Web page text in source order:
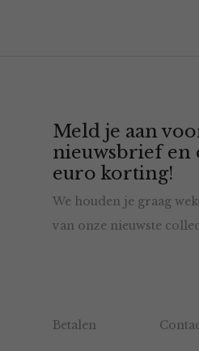
Meld je aan
nieuwsbrief en
euro korting!
We houden je graag
van onze nieuwste
Betalen